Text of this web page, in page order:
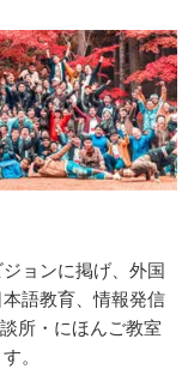
ョンに掲げ、外国
語教育、情報発信
所・にほんご教室
。